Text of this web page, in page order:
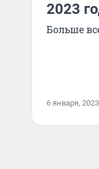
2023
Больше
6 января,